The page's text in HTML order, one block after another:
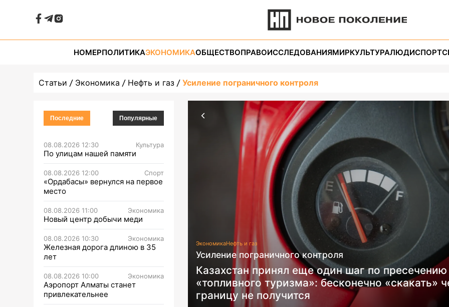
НОМЕРПОЛИТИКАЭКОНОМИКАОБЩЕСТВОПРАВОИССЛЕДОВАНИЯМИРКУЛЬТУРАЛЮДИСПОРТ
Статьи Экономика Нефть и газ Усиление пограничного контроля
Последние Популярные
08.08.2026 12:30 Культура
По улицам нашей памяти
08.08.2026 12:00 Спорт
«Ордабасы» вернулся на первое
место
08.08.2026 11:00 Экономика
Новый центр добычи меди
08.08.2026 10:30 Экономика
Железная дорога длиною в 35
лет
08.08.2026 10:00 Экономика
Аэропорт Алматы станет
привлекательнее
ЭкономикаНефть и газ
Усиление пограничного контроля
Казахстан принял еще один шаг по пресечению
«топливного туризма»: бесконечно «скакать»
границу не получится